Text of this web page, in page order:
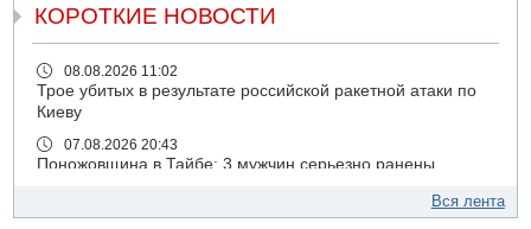
КОРОТКИЕ НОВОСТИ
08.08.2026 11:02
Трое убитых в результате российской ракетной атаки по
Киеву
07.08.2026 20:43
Поножовщина в Тайбе: 3 мужчин серьезно ранены
Ynet: "Хизбалла" запустила БПЛА со взрывчаткой по
Вся лента